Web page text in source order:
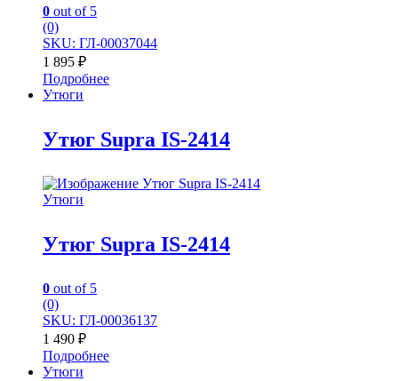
0 out of 5
(0)
SKU: ГЛ-00037044
1 895 ₽
Подробнее
Утюги
Утюг Supra IS-2414
Утюги
Утюг Supra IS-2414
0 out of 5
(0)
SKU: ГЛ-00036137
1 490 ₽
Подробнее
Утюги